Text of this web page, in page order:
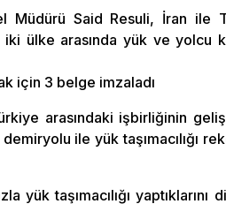
Müdürü Said Resuli, İran ile
iki ülke arasında yük ve
için 3 belge imzaladı
arasındaki işbirliğinin
demiryolu ile yük taşımacılığı
taşımacılığı yaptıklarını